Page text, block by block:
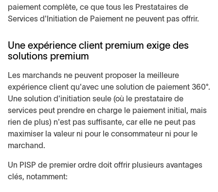
paiement complète, ce que tous les Prestataires de
Services d'Initiation de Paiement ne peuvent pas offrir.
Une expérience client premium exige des
solutions premium
Les marchands ne peuvent proposer la meilleure
expérience client qu'avec une solution de paiement 360°.
Une solution d'initiation seule (où le prestataire de
services peut prendre en charge le paiement initial, mais
rien de plus) n'est pas suffisante, car elle ne peut pas
maximiser la valeur ni pour le consommateur ni pour le
marchand.
Un PISP de premier ordre doit offrir plusieurs avantages
clés, notamment: